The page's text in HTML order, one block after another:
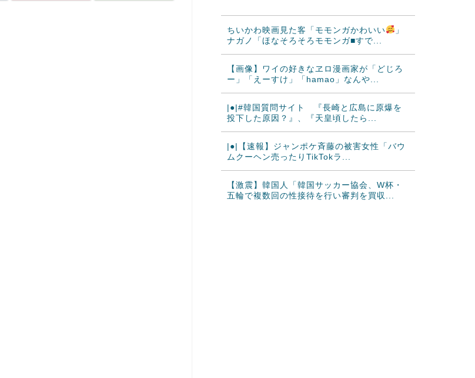
ちいかわ映画見た客「モモンガかわいい
」
ナガノ「ほなそろそろモモンガ■すで...
【画像】ワイの好きなヱロ漫画家が「どじろ
ー」「えーすけ」「hamao」なんや...
|●|#韓国質問サイト 『長崎と広島に原爆を
投下した原因？』、『天皇頃したら...
|●|【速報】ジャンポケ斉藤の被害女性「バウ
ムクーヘン売ったりTikTokラ...
【激震】韓国人「韓国サッカー協会、W杯・
五輪で複数回の性接待を行い審判を買収...